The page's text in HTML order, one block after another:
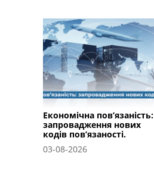
Економічна пов’язаність:
запровадження нових
кодів пов’язаності.
03-08-2026